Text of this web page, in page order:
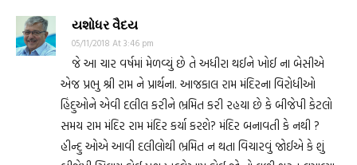
યશોધર વૈદય
05/11/2018 At 3:46 pm
જે આ ચાર વર્ષમાં મેળવ્યું છે તે અધીરા થઈને ખોઈ ના બેસીએ
એજ પ્રભુ શ્રી રામ ને પ્રાર્થના. આજકાલ રામ મંદિરના વિરોધીઓ
હિંદુઓને એવી દલીલ કરીને ભ્રમિત કરી રહયા છે કે બીજેપી કેટલો
સમય રામ મંદિર રામ મંદિર કર્યા કરશે? મંદિર બનાવતી કે નથી ?
હીન્દુ ઓએ આવી દલીલોથી ભ્રમિત ન થતા વિચારવું જોઈએ કે શું